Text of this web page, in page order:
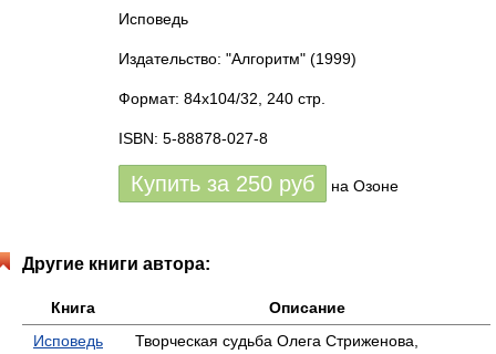
Исповедь
Издательство: "Алгоритм" (1999)
Формат: 84x104/32, 240 стр.
ISBN: 5-88878-027-8
Купить за 250 руб на Озоне
Другие книги автора:
Книга
Описание
Исповедь
Творческая судьба Олега Стриженова,